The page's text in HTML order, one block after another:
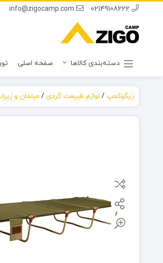
02149108222
info@zigocamp.com
دسته‌بندی کالاها صفحه اصلی
زیگوکمپ/ لوازم طبیعت گردی/ مبلمان و